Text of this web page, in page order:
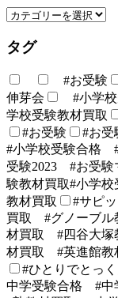
タグ
#お受験
伸芽会
#小学校
学校受験教材買取
#お受験
#お
#小学校受験合格
受験2023 #お受験
験教材買取#小学校
教材買取
#サピ
買取 #グノーブ
材買取 #四谷大塚
材買取 #英進館教
#ひとりでとっ
中学受験合格 #中